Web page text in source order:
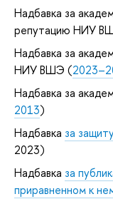
Надбавка за
репутацию НИУ
Надбавка за
НИУ ВШЭ (
Надбавка за
2013)
Надбавка за
2023)
Надбавка за
приравненном к